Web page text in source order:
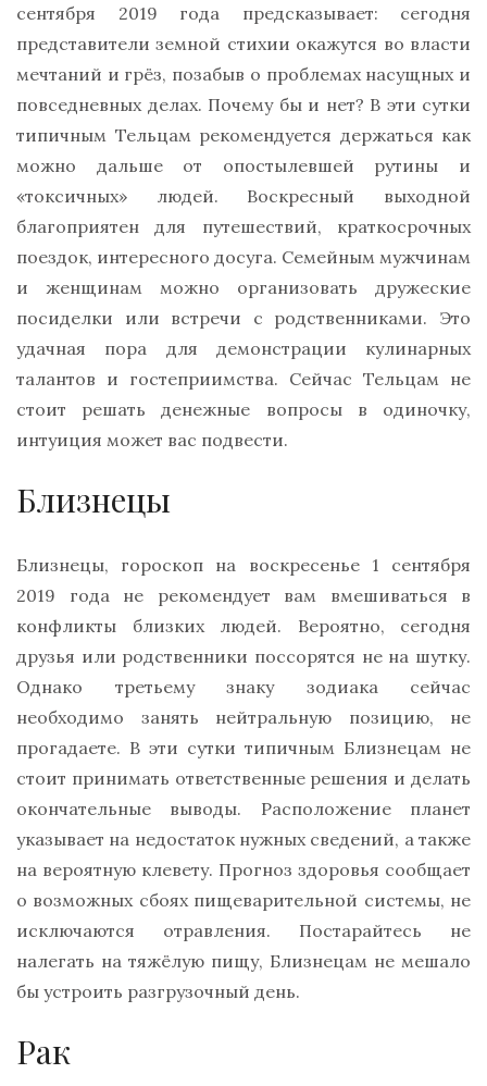
сентября 2019 года предсказывает: сегодня
представители земной стихии окажутся во власти
мечтаний и грёз, позабыв о проблемах насущных и
повседневных делах. Почему бы и нет? В эти сутки
типичным Тельцам рекомендуется держаться как
можно дальше от опостылевшей рутины и
«токсичных» людей. Воскресный выходной
благоприятен для путешествий, краткосрочных
поездок, интересного досуга. Семейным мужчинам
и женщинам можно организовать дружеские
посиделки или встречи с родственниками. Это
удачная пора для демонстрации кулинарных
талантов и гостеприимства. Сейчас Тельцам не
стоит решать денежные вопросы в одиночку,
интуиция может вас подвести.
Близнецы
Близнецы, гороскоп на воскресенье 1 сентября
2019 года не рекомендует вам вмешиваться в
конфликты близких людей. Вероятно, сегодня
друзья или родственники поссорятся не на шутку.
Однако третьему знаку зодиака сейчас
необходимо занять нейтральную позицию, не
прогадаете. В эти сутки типичным Близнецам не
стоит принимать ответственные решения и делать
окончательные выводы. Расположение планет
указывает на недостаток нужных сведений, а также
на вероятную клевету. Прогноз здоровья сообщает
о возможных сбоях пищеварительной системы, не
исключаются отравления. Постарайтесь не
налегать на тяжёлую пищу, Близнецам не мешало
бы устроить разгрузочный день.
Рак